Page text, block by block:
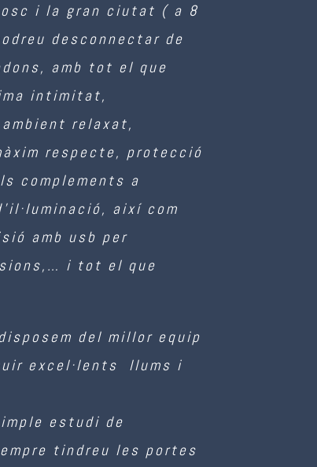
i la gran ciutat ( a 8
desconnectar de
amb tot el que
intimitat,
relaxat,
respecte, protecció
complements a
així com
amb usb per
i tot el que
del millor equip
excel·lents llums i
estudi de
tindreu les portes